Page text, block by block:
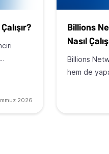
2026
Billions
Nasıl
Billions
hem de